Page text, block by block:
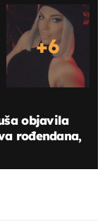
+6
objavila
rođendana,